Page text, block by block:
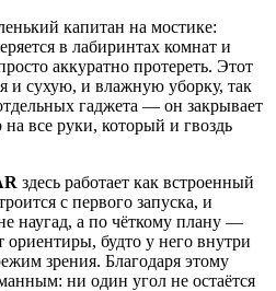
капитан на мостике:
в лабиринтах комнат и
аккуратно протереть. Этот
и сухую, и влажную уборку, так
гаджета — он закрывает
на все руки, который и гвоздь
здесь работает как встроенный
с первого запуска, и
наугад, а по чёткому плану —
ориентиры, будто у него внутри
зрения. Благодаря этому
ни один угол не остаётся